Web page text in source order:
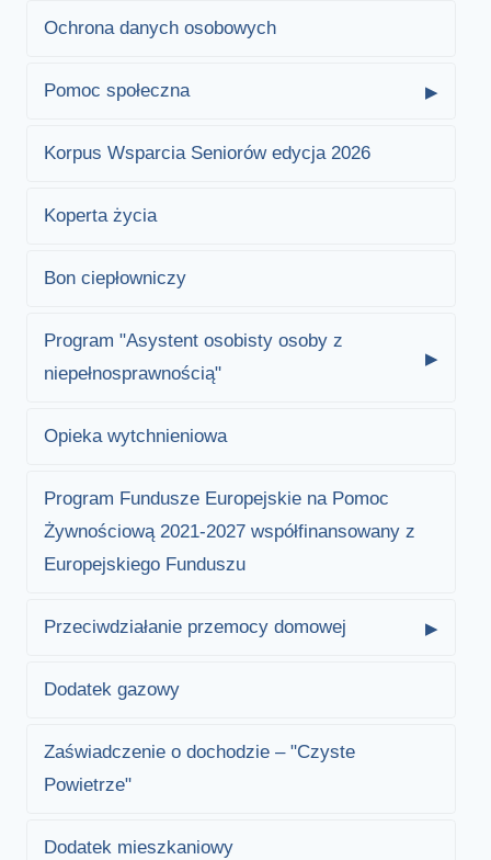
Ochrona danych osobowych
Pomoc społeczna
Korpus Wsparcia Seniorów edycja 2026
Koperta życia
Bon ciepłowniczy
Program "Asystent osobisty osoby z
niepełnosprawnością"
Opieka wytchnieniowa
Program Fundusze Europejskie na Pomoc
Żywnościową 2021-2027 współfinansowany z
Europejskiego Funduszu
Przeciwdziałanie przemocy domowej
Dodatek gazowy
Zaświadczenie o dochodzie – "Czyste
Powietrze"
Dodatek mieszkaniowy